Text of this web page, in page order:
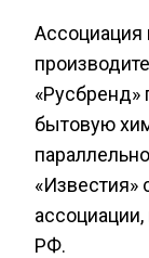
«Русбренд»
бытовую
«Известия»
РФ.